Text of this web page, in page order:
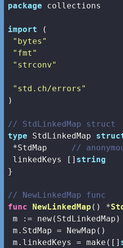
package collections
import (
"bytes"
"fmt"
"strconv"
"std.ch/errors"
)
// StdLinkedMap struct
type StdLinkedMap
*StdMap //
linkedKeys [] string
}
// NewLinkedMap func
func
NewLinkedMap () *
m := new(StdLinkedMap)
m.StdMap = NewMap()
m.linkedKeys = make ([]